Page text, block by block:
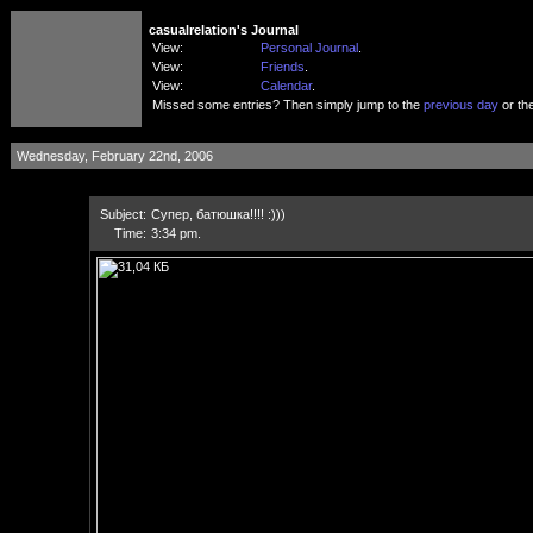
casualrelation's Journal
View:
Personal Journal
View:
Friends
View:
Calendar.
Missed some entries? Then simply jump to the previous day or
Wednesday, February 22nd, 2006
Subject: Супер, батюшка!!!! :)))
Time: 3:34 pm.